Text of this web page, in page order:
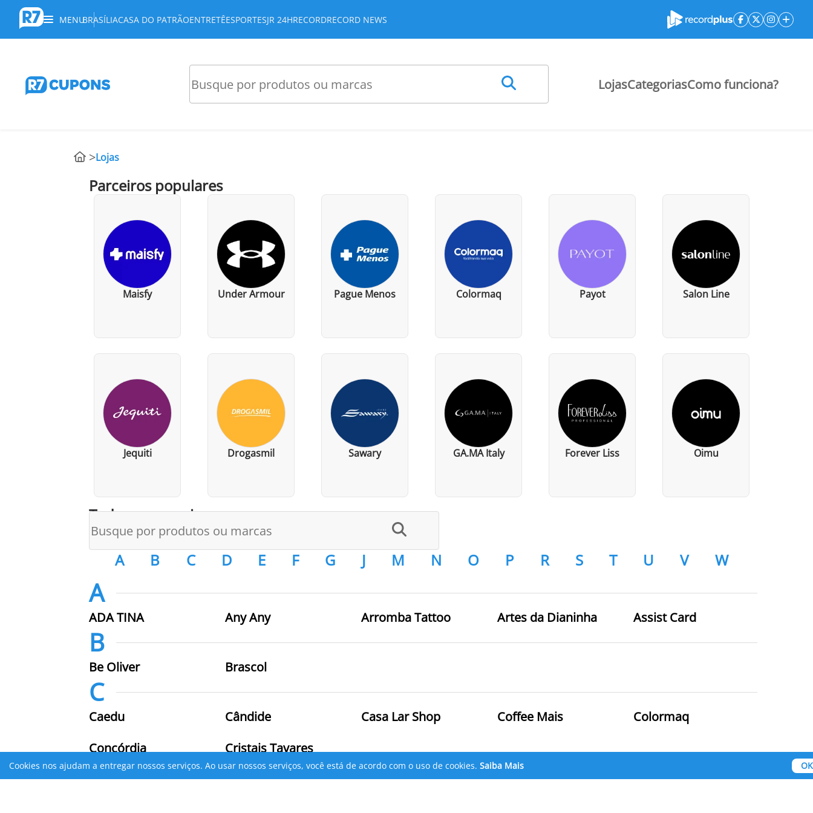
MENUBRASÍLIACASA DO PATRÃOENTRETÊESPORTESJR 24HRECORDRECORD NEWS
LojasCategoriasComo funciona?
Lojas
Parceiros populares
Maisfy Under Armour Pague Menos Colormaq Payot Salon Line
Jequiti Drogasmil Sawary GA.MA Italy Forever Liss Oimu
Todos os parceiros
A B C D E F G J M N O P R S T U V W
A
ADA TINA Any Any Arromba Tattoo Artes da Dianinha Assist Card
B
Be Oliver Brascol
C
Caedu Cândide Casa Lar Shop Coffee Mais
Colormaq
Concórdia
Cristais Tavares
D
Cookies nos ajudam a entregar nossos serviços. Ao usar nossos serviços, você está de acordo com o uso de cookies. Saiba Mais OK